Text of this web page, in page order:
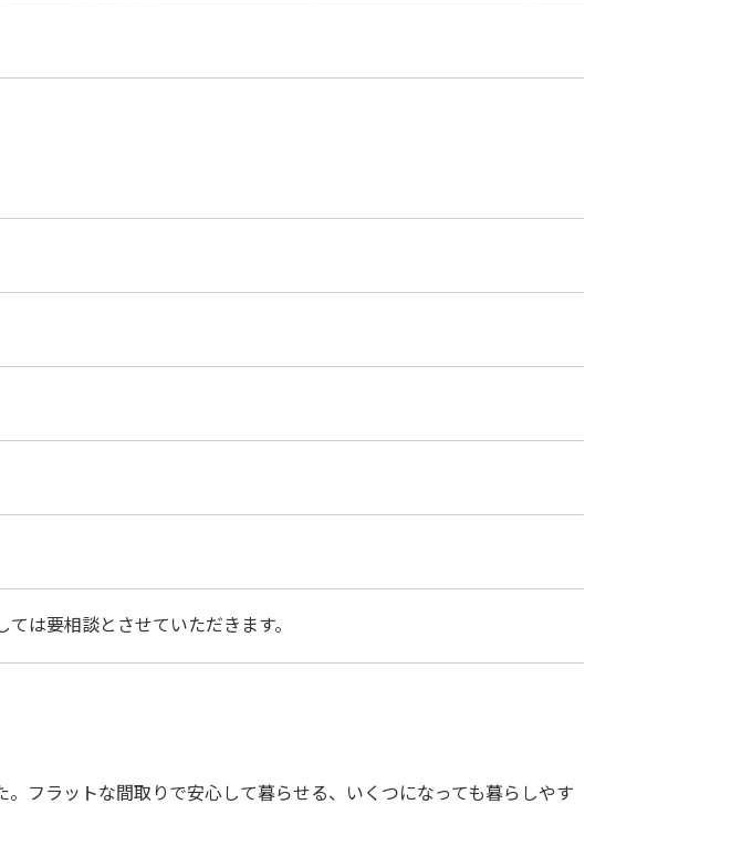
は要相談とさせていただきます。
フラットな間取りで安心して暮らせる、いくつになっても暮らしやす